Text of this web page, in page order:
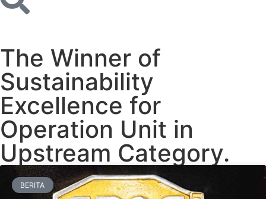
The Winner of
Sustainability
Excellence for
Operation Unit in
Upstream Category.
BERITA